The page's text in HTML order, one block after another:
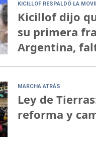
KICILLOF RESPALDÓ LA
Kicillof dijo
su primera
Argentina,
MARCHA ATRÁS
Ley de
reforma y